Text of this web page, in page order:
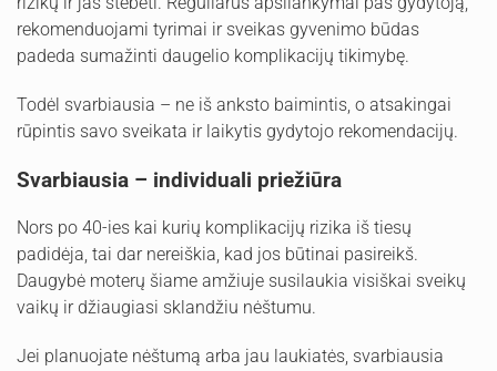
rekomenduojami tyrimai ir sveikas gyvenimo būdas
padeda sumažinti daugelio komplikacijų tikimybę.
Todėl svarbiausia – ne iš anksto baimintis, o atsakingai
rūpintis savo sveikata ir laikytis gydytojo rekomendacijų.
Svarbiausia – individuali priežiūra
Nors po 40-ies kai kurių komplikacijų rizika iš tiesų
padidėja, tai dar nereiškia, kad jos būtinai pasireikš.
Daugybė moterų šiame amžiuje susilaukia visiškai sveikų
vaikų ir džiaugiasi sklandžiu nėštumu.
Jei planuojate nėštumą arba jau laukiatės, svarbiausia